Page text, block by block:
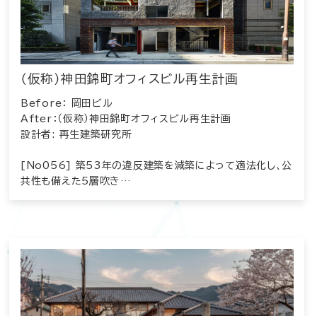
（仮称）神田錦町オフィスビル再生計画
Before： 岡田ビル
After：（仮称）神田錦町オフィスビル再生計画
設計者: 再生建築研究所
[No056] 築53年の違反建築を減築によって適法化し、公
共性も備えた5層吹き…